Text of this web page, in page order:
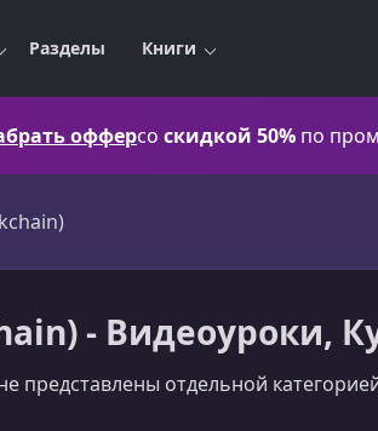
Разделы Книги
офферсо скидкой 50% по
- Видеоуроки,
представлены отдельной